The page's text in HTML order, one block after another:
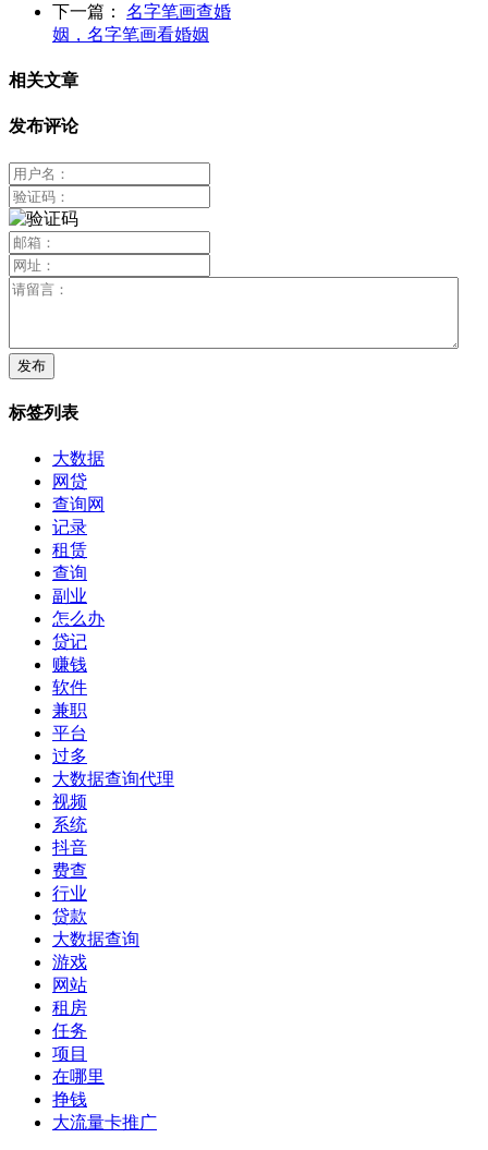
下一篇：
名字笔画查婚
姻，名字笔画看婚姻
相关文章
发布评论
标签列表
大数据
网贷
查询网
记录
租赁
查询
副业
怎么办
贷记
赚钱
软件
兼职
平台
过多
大数据查询代理
视频
系统
抖音
费查
行业
贷款
大数据查询
游戏
网站
租房
任务
项目
在哪里
挣钱
大流量卡推广